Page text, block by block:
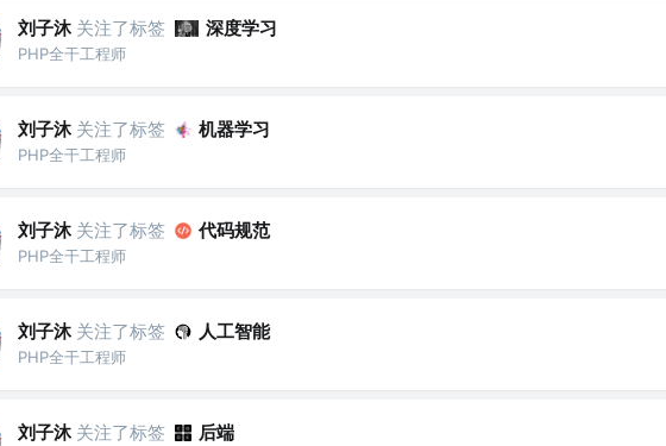
刘子沐 关注了标签 深度学习
PHP全干工程师
刘子沐 关注了标签 机器学习
PHP全干工程师
刘子沐 关注了标签 代码规范
PHP全干工程师
刘子沐 关注了标签 人工智能
PHP全干工程师
刘子沐 关注了标签 后端